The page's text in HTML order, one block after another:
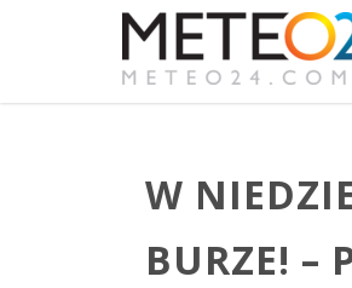
W
BURZE! –